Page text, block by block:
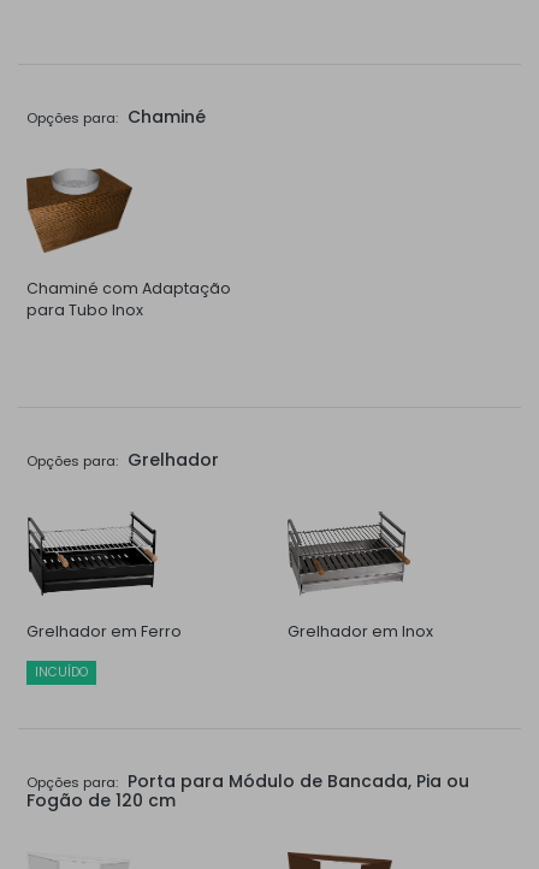
Opções para: Chaminé
Chaminé com Adaptação
para Tubo Inox
Opções para: Grelhador
Grelhador em Ferro
INCUÍDO
Grelhador em Inox
Opções para: Porta para Módulo de Bancada, Pia ou
Fogão de 120 cm